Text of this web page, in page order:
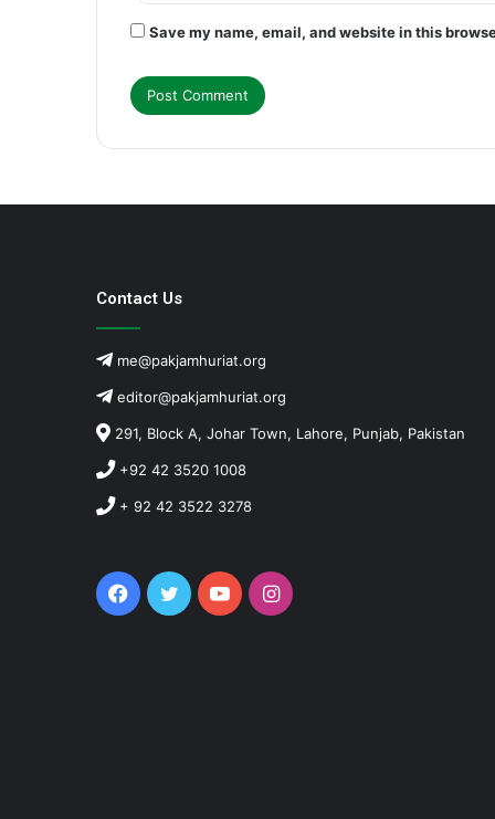
Save my name, email, and website in this
Contact Us
me@pakjamhuriat.org
editor@pakjamhuriat.org
291, Block A, Johar Town, Lahore, Punjab, Pakistan
+92 42 3520 1008
+ 92 42 3522 3278
Facebook
TwitterYouTubeInstagram